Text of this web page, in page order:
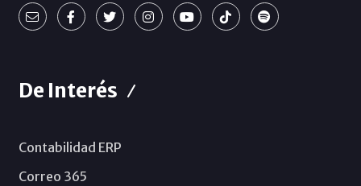
De Interés
Contabilidad ERP
Correo 365